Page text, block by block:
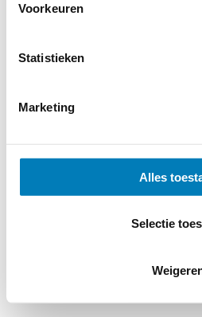
Voorkeuren
Statistieken
Marketing
Alles
Selectie